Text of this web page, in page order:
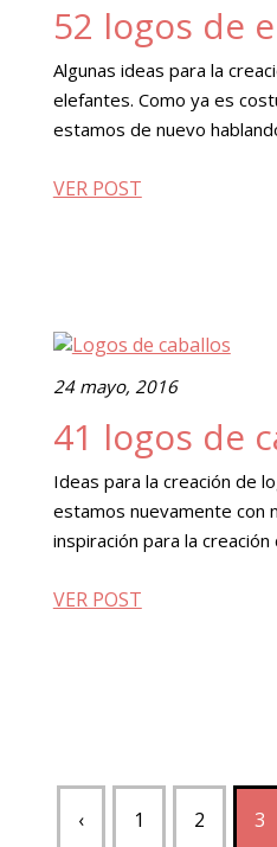
52 logos de
Algunas ideas para la
elefantes. Como ya es
estamos de nuevo
VER POST
24 mayo, 2016
41 logos de
Ideas para la creación de
estamos nuevamente con
inspiración para la
VER POST
‹ 1 2 3